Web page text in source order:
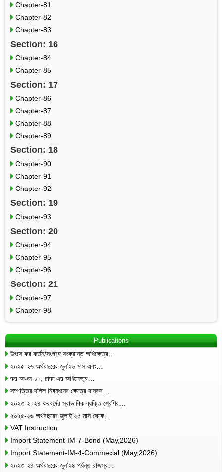
Chapter-81
Chapter-82
Chapter-83
Section: 16
Chapter-84
Chapter-85
Section: 17
Chapter-86
Chapter-87
Chapter-88
Chapter-89
Section: 18
Chapter-90
Chapter-91
Chapter-92
Section: 19
Chapter-93
Section: 20
Chapter-94
Chapter-95
Chapter-96
Section: 21
Chapter-97
Chapter-98
Publications
উৎসে কর কর্তন/সংগ্রহ সংক্রান্ত অধিক্ষেত্র…
২০২৫-২৬ অর্থবছরের জুন’২৬ মাস এবং…
কর অঞ্চল-১০, ঢাকা এর অধিক্ষেত্র…
সম্পত্তির দলিল নিবন্ধনের ক্ষেত্রে দানকর…
২০২৩-২০২৪ করবর্ষের স্বাভাবিক ব্যক্তি শ্রেণির…
২০২৫-২৬ অর্থবছরের জুলাই’২৫ মাস থেকে…
VAT Instruction
Import Statement-IM-7-Bond (May,2026)
Import Statement-IM-4-Commecial (May,2026)
২০২৩-২৪ অর্থবছরের জুন’২৪ পর্যন্ত রাজস্ব…